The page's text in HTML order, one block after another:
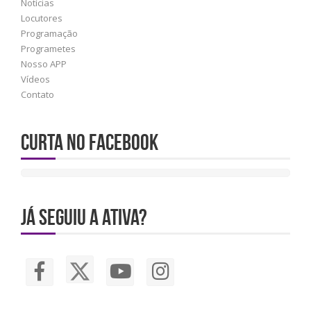
Notícias
Locutores
Programação
Programetes
Nosso APP
Vídeos
Contato
Curta no Facebook
JÁ SEGUIU A ATIVA?